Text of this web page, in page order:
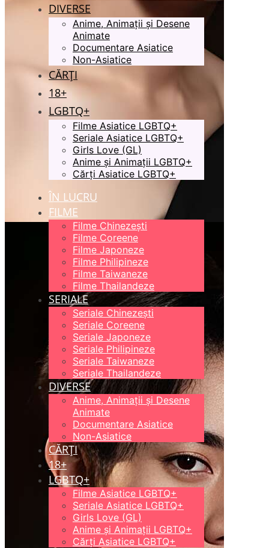
DIVERSE
Anime, Animații și Desene
Animate
Documentare Asiatice
Non-Asiatice
CĂRȚI
18+
LGBTQ+
Filme Asiatice LGBTQ+
Seriale Asiatice LGBTQ+
Girls Love (GL)
Anime și Animații LGBTQ+
Cărți Asiatice LGBTQ+
ÎN LUCRU
FILME
Filme Chinezești
Filme Coreene
Filme Japoneze
Filme Philipineze
Filme Taiwaneze
Filme Thailandeze
SERIALE
Seriale Chinezești
Seriale Coreene
Seriale Japoneze
Seriale Philipineze
Seriale Taiwaneze
Seriale Thailandeze
DIVERSE
Anime, Animații și Desene
Animate
Documentare Asiatice
Non-Asiatice
CĂRȚI
18+
LGBTQ+
Filme Asiatice LGBTQ+
Seriale Asiatice LGBTQ+
Girls Love (GL)
Anime și Animații LGBTQ+
Cărți Asiatice LGBTQ+